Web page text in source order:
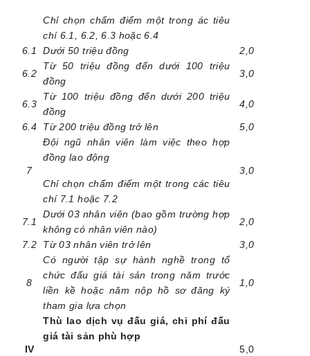
Chỉ chọn chấm điểm một trong ác tiêu
chí 6.1, 6.2, 6.3 hoặc 6.4
6.1
Dưới 50 triệu đồng 2,0
6.2
Từ 50 triệu đồng đến dưới 100 triệu
đồng
3,0
6.3
Từ 100 triệu đồng đến dưới 200 triệu
đồng
4,0
6.4 Từ 200 triệu đồng trở lên 5,0
7
Đội ngũ nhân viên làm việc theo hợp
đồng lao động
Chỉ chọn chấm điểm một trong các tiêu
chí 7.1 hoặc 7.2
3,0
7.1
Dưới 03 nhân viên (bao gồm trường hợp
không có nhân viên nào)
2,0
7.2 Từ 03 nhân viên trở lên 3,0
8
Có người tập sự hành nghề trong tổ
chức đấu giá tài sản trong năm trước
liền kề hoặc năm nộp hồ sơ đăng ký
tham gia lựa chọn
1,0
IV
Thù lao dịch vụ đấu giá, chi phí đấu
giá tài sản phù hợp
5,0